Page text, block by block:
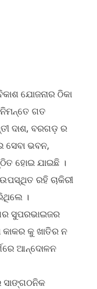
ଯୋଜନାର ଠିକା
ନିମନ୍ତେ ଗତ
ଦାଶ, ବରଗଡ଼ ର
ଭବନ,
ହୋଇ ଯାଇଛି ।
ରହି ଚାକିରୀ
।
ସୁପରଭାଇଜର
କାକର କୁ ଖାତିର ନ
ଆନ୍ଦୋଳନ